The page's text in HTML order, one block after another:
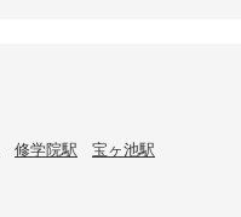
修学院駅
宝ヶ池駅